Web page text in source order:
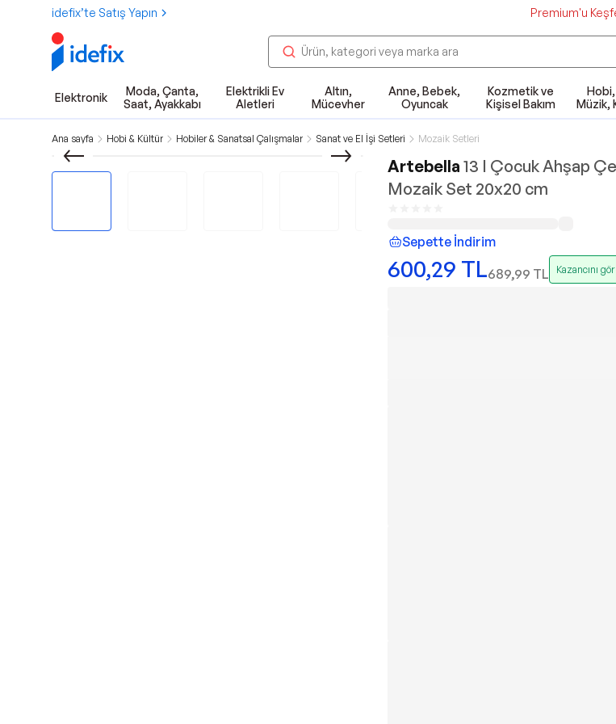
idefix’te Satış Yapın Premium'u
Elektronik
Moda, Çanta,
Saat, Ayakkabı
Elektrikli Ev
Aletleri
Altın,
Mücevher
Anne, Bebek,
Oyuncak
Kozmetik ve
Kişisel Bakım
Müzik,
Ana sayfa Hobi & Kültür Hobiler & Sanatsal Çalışmalar Sanat ve El İşi Setleri Mozaik Setleri
Artebella 13 I Çocuk Ahşap
Mozaik Set 20x20 cm
Sepette İndirim
600,29 TL689,99 TL Kazancını gör